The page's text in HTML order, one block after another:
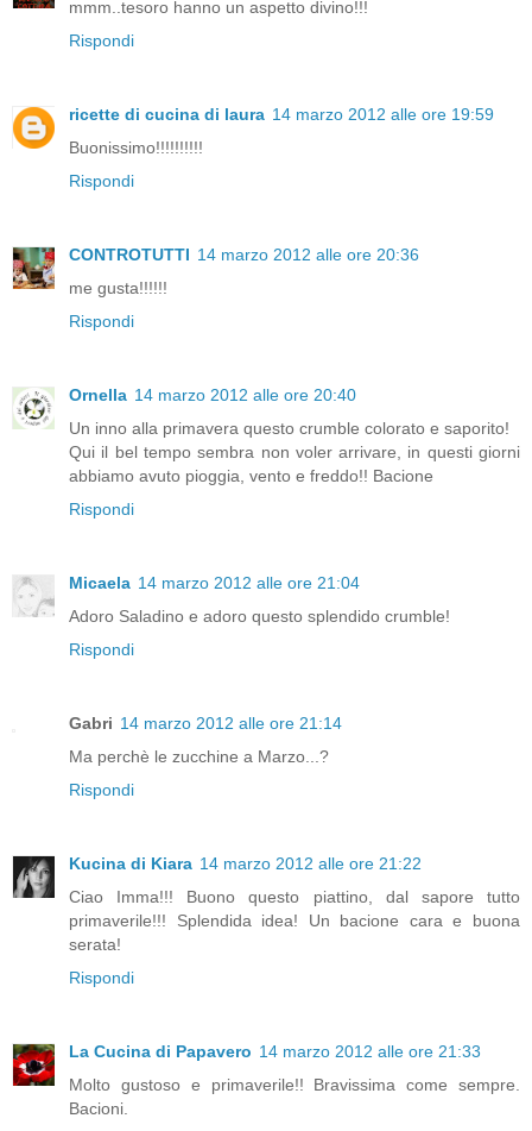
mmm..tesoro hanno un aspetto divino!!!
Rispondi
ricette di cucina di laura 14 marzo 2012 alle ore 19:59
Buonissimo!!!!!!!!!!
Rispondi
CONTROTUTTI 14 marzo 2012 alle ore 20:36
me gusta!!!!!!
Rispondi
Ornella 14 marzo 2012 alle ore 20:40
Un inno alla primavera questo crumble colorato e saporito!
Qui il bel tempo sembra non voler arrivare, in questi giorni
abbiamo avuto pioggia, vento e freddo!! Bacione
Rispondi
Micaela 14 marzo 2012 alle ore 21:04
Adoro Saladino e adoro questo splendido crumble!
Rispondi
Gabri 14 marzo 2012 alle ore 21:14
Ma perchè le zucchine a Marzo...?
Rispondi
Kucina di Kiara 14 marzo 2012 alle ore 21:22
Ciao Imma!!! Buono questo piattino, dal sapore tutto
primaverile!!! Splendida idea! Un bacione cara e buona
serata!
Rispondi
La Cucina di Papavero 14 marzo 2012 alle ore 21:33
Molto gustoso e primaverile!! Bravissima come sempre.
Bacioni.